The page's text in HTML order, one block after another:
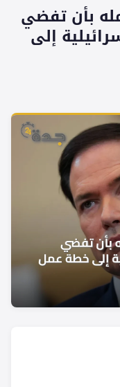
بأن تفضي
إلى